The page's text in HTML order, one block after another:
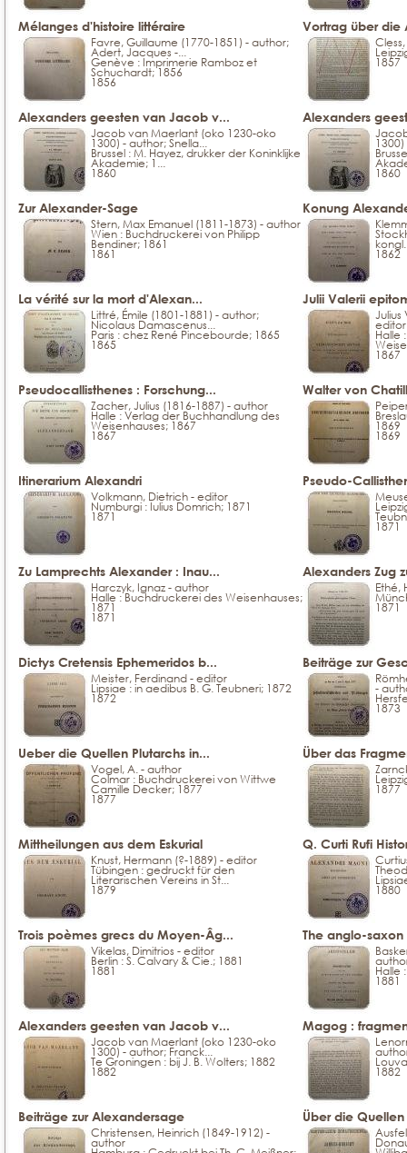
Mélanges d'histoire littéraire
Favre, Guillaume (1770-1851) - author;
Adert, Jacques -...
Genève : Imprimerie Ramboz et
Schuchardt; 1856
1856
Vortrag über die
1857
Alexanders geesten van Jacob v...
Jacob van Maerlant (oko 1230-oko
1300) - author; Snella...
Brussel : M. Hayez, drukker der Koninklijke
Akademie; 1...
1860
Alexanders
1860
Zur Alexander-Sage
Stern, Max Emanuel (1811-1873) - author
Wien : Buchdruckerei von Philipp
Bendiner; 1861
1861
Konung
1862
La vérité sur la mort d'Alexan...
Littré, Émile (1801-1881) - author;
Nicolaus Damascenus...
Paris : chez René Pincebourde; 1865
1865
Julii Valerii
Julius
editor
Halle
1867
Pseudocallisthenes : Forschung...
Zacher, Julius (1816-1887) - author
Halle : Verlag der Buchhandlung des
Weisenhauses; 1867
1867
Walter von
1869
1869
Itinerarium Alexandri
Volkmann, Dietrich - editor
Numburgi : Iulius Domrich; 1871
1871
Pseudo-
1871
Zu Lamprechts Alexander : Inau...
Harczyk, Ignaz - author
Halle : Buchdruckerei des Weisenhauses;
1871
1871
Alexanders Zug
Ethé,
1871
Dictys Cretensis Ephemeridos b...
Meister, Ferdinand - editor
Lipsiae : in aedibus B. G. Teubneri; 1872
1872
Beiträge zur
-
1873
Ueber die Quellen Plutarchs in...
Vogel, A. - author
Colmar : Buchdruckerei von Wittwe
Camille Decker; 1877
1877
Über das
1877
Mittheilungen aus dem Eskurial
Knust, Hermann (?-1889) - editor
Tübingen : gedruckt für den
Literarischen Vereins in St...
1879
Q. Curti Rufi
1880
Trois poèmes grecs du Moyen-Âg...
Vikelas, Dimitrios - editor
Berlin : S. Calvary & Cie.; 1881
1881
The anglo-
Halle
1881
Alexanders geesten van Jacob v...
Jacob van Maerlant (oko 1230-oko
1300) - author; Franck...
Te Groningen : bij J. B. Wolters; 1882
1882
Magog :
1882
Beiträge zur Alexandersage
Christensen, Heinrich (1849-1912) -
author
Über die Quellen